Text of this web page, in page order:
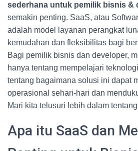
sederhana untuk pemilik bisnis &
semakin penting. SaaS, atau
adalah model layanan perangkat
kemudahan dan fleksibilitas bagi
Bagi pemilik bisnis dan developer,
hanya tentang mempelajari
tentang bagaimana solusi ini dapat
operasional sehari-hari dan
Mari kita telusuri lebih dalam
Apa itu SaaS dan